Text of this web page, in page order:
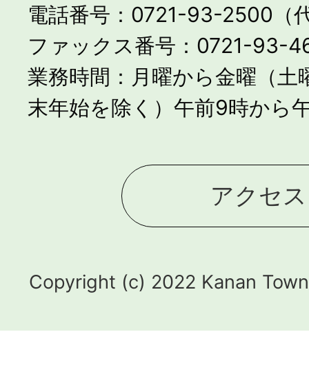
電話番号：0721-93-2500（
ファックス番号：0721-93-
業務時間：月曜から金曜（土
末年始を除く）午前9時から
アクセス
Copyright (c) 2022 Kanan